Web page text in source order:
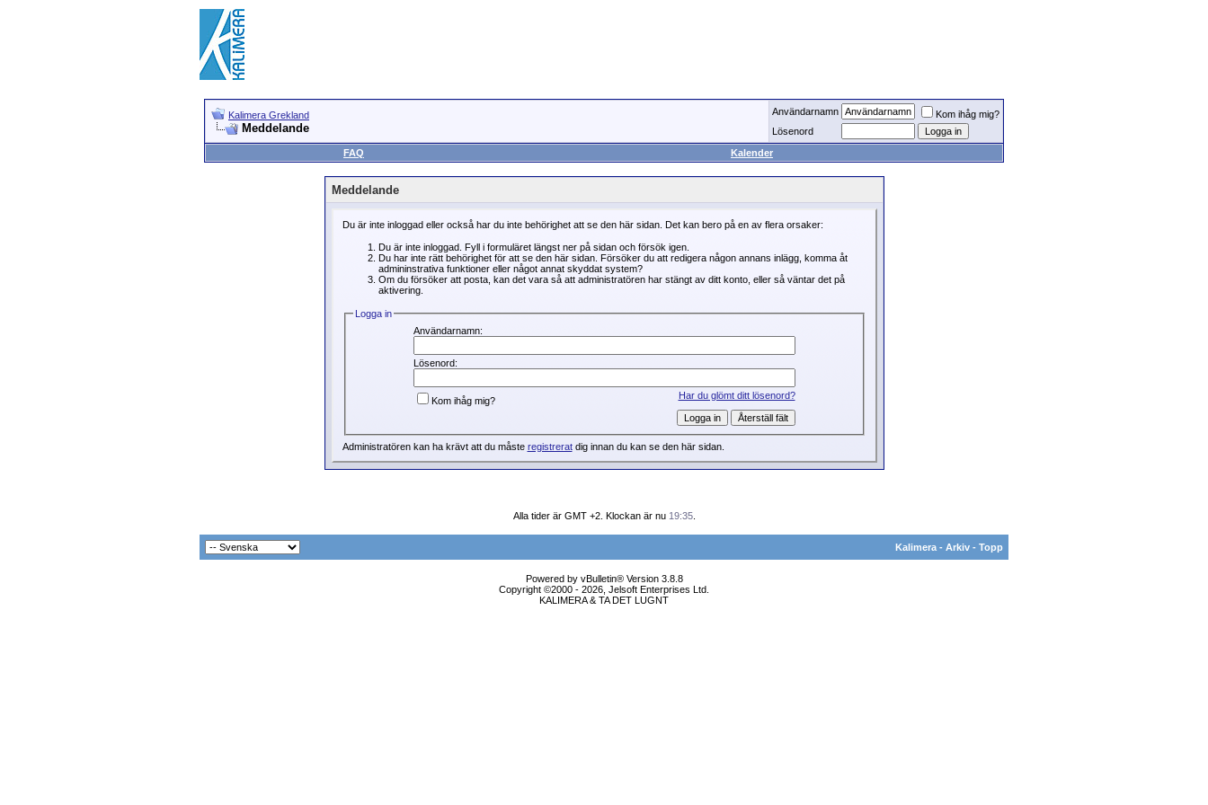
Kalimera Grekland
Meddelande
Användarnamn
Kom ihåg mig?
Lösenord
FAQ
Kalender
Meddelande
Du är inte inloggad eller också har du inte behörighet att se den här sidan. Det kan bero på en av flera orsaker:
Du är inte inloggad. Fyll i formuläret längst ner på sidan och försök igen.
Du har inte rätt behörighet för att se den här sidan. Försöker du att redigera någon annans inlägg, komma åt
admininstrativa funktioner eller något annat skyddat system?
Om du försöker att posta, kan det vara så att administratören har stängt av ditt konto, eller så väntar det på
aktivering.
Logga in
Användarnamn:
Lösenord:
Har du glömt ditt lösenord?
Kom ihåg mig?
Administratören kan ha krävt att du måste registreratdig innan du kan se den här sidan.
Alla tider är GMT +2. Klockan är nu 19:35.
Kalimera - Arkiv - Topp
Powered by vBulletin® Version 3.8.8
Copyright ©2000 - 2026, Jelsoft Enterprises Ltd.
KALIMERA & TA DET LUGNT